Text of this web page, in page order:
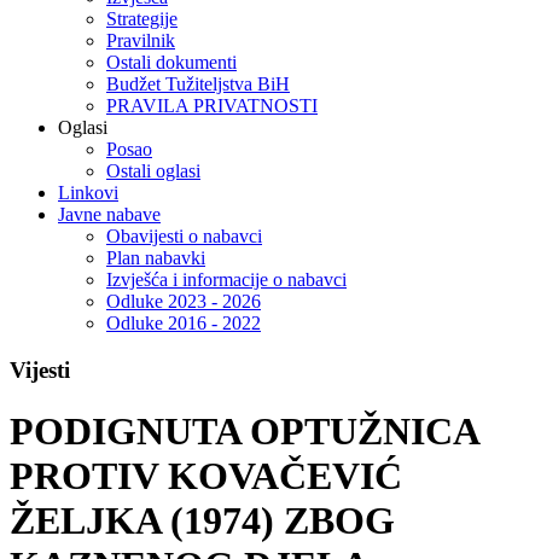
Strategije
Pravilnik
Ostali dokumenti
Budžet Tužiteljstva BiH
PRAVILA PRIVATNOSTI
Oglasi
Posao
Ostali oglasi
Linkovi
Javne nabave
Obavijesti o nabavci
Plan nabavki
Izvješća i informacije o nabavci
Odluke 2023 - 2026
Odluke 2016 - 2022
Vijesti
PODIGNUTA OPTUŽNICA
PROTIV KOVAČEVIĆ
ŽELJKA (1974) ZBOG